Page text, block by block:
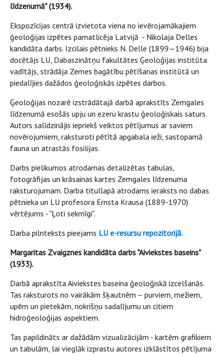
līdzenumā" (1934).
Ekspozīcijas centrā izvietota viena no ievērojamākajiem
ģeoloģijas izpētes pamatlicēja Latvijā - Nikolaja Delles
kandidāta darbs. Izcilais pētnieks N. Delle (1899—1946) bija
docētājs LU, Dabaszinātņu fakultātes Ģeoloģijas institūta
vadītājs, strādāja Zemes bagātību pētīšanas institūtā un
piedalījies dažādos ģeoloģiskās izpētes darbos.
Ģeoloģijas nozarē izstrādātajā darbā aprakstīts Zemgales
līdzenumā esošās upju un ezeru krastu ģeoloģiskais saturs.
Autors salīdzinājis iepriekš veiktos pētījumus ar saviem
novērojumiem, raksturoti pētītā apgabala ieži, sastopamā
fauna un atrastās fosilijas.
Darbs pielikumos atrodamas detalizētas tabulas,
fotogrāfijas un krāsainas kartes Zemgales līdzenuma
raksturojumam. Darba titullapā atrodams ieraksts no dabas
pētnieka un LU profesora Ernsta Krausa (1889-1970)
vērtējums - "Ļoti sekmīgi".
Darba pilnteksts pieejams LU e-resursu repozitorijā.
Margaritas Zvaigznes kandidāta darbs "Aiviekstes baseins"
(1933).
Darbā aprakstīta Aiviekstes baseina ģeoloģiskā izcelšanās.
Tas raksturots no vairākām šķautnēm – purviem, mežiem,
upēm un pietekām, nokrišņu sadalījumu un citiem
hidroģeoloģijas aspektiem.
Tas papildināts ar dažādām vizualizācijām - kartēm grafikiem
un tabulām, lai vieglāk izprastu autores izklāstītos pētījuma